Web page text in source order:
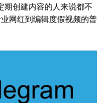
期创建内容的人来说都不
网红到编辑度假视频的普